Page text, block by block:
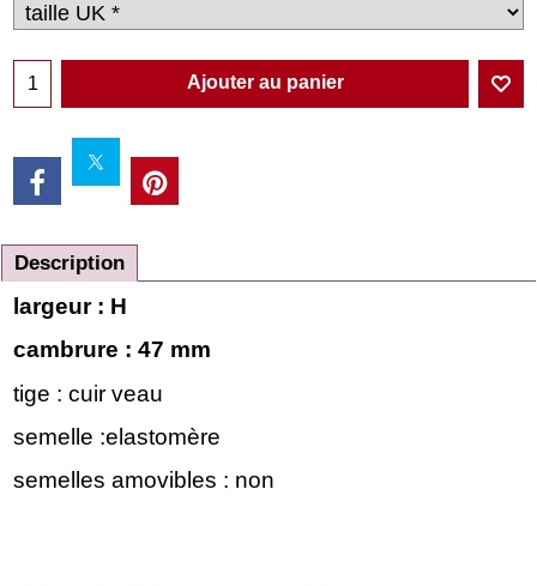
Ajouter au panier
Description
largeur : H
cambrure : 47 mm
tige : cuir veau
semelle :elastomère
semelles amovibles : non